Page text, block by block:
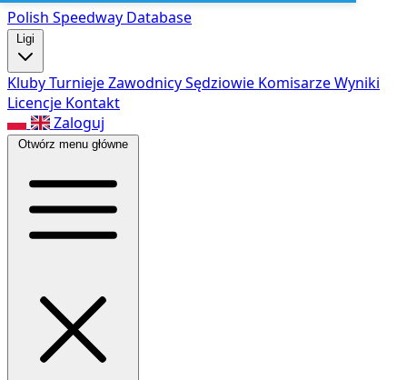
Polish Speedway Database
Ligi
KlubyTurniejeZawodnicySędziowie KomisarzeWyniki
Licencje Kontakt
Zaloguj
Otwórz menu główne